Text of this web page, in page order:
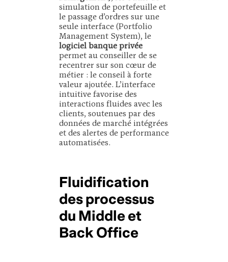
simulation de portefeuille et
le passage d’ordres sur une
seule interface (Portfolio
Management System), le
logiciel banque privée
permet au conseiller de se
recentrer sur son cœur de
métier : le conseil à forte
valeur ajoutée. L’interface
intuitive favorise des
interactions fluides avec les
clients, soutenues par des
données de marché intégrées
et des alertes de performance
automatisées.
Fluidification
des processus
du Middle et
Back Office